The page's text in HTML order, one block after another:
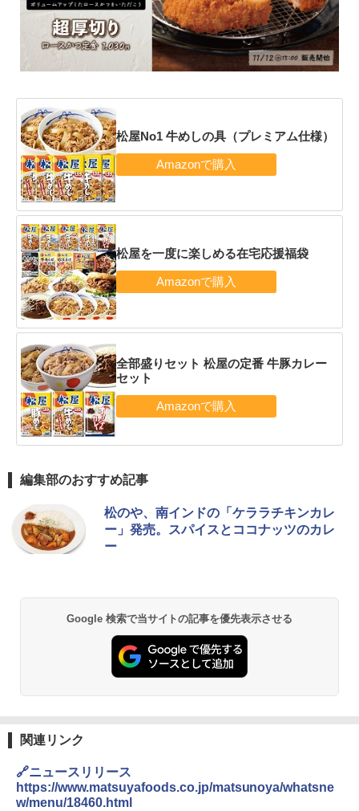
松屋No1 牛めしの具（プレミアム仕様）
松屋を一度に楽しめる在宅応援福袋
全部盛りセット 松屋の定番 牛豚カレー
セット
編集部のおすすめ記事
松のや、南インドの「ケララチキンカレ
ー」発売。スパイスとココナッツのカレ
ー
Google 検索で当サイトの記事を優先表示させる
関連リンク
🔗ニュースリリース
https://www.matsuyafoods.co.jp/matsunoya/whatsne
w/menu/18460.html